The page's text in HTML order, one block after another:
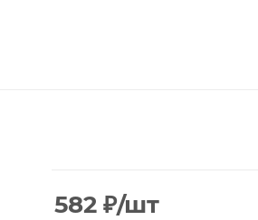
582 ₽/шт